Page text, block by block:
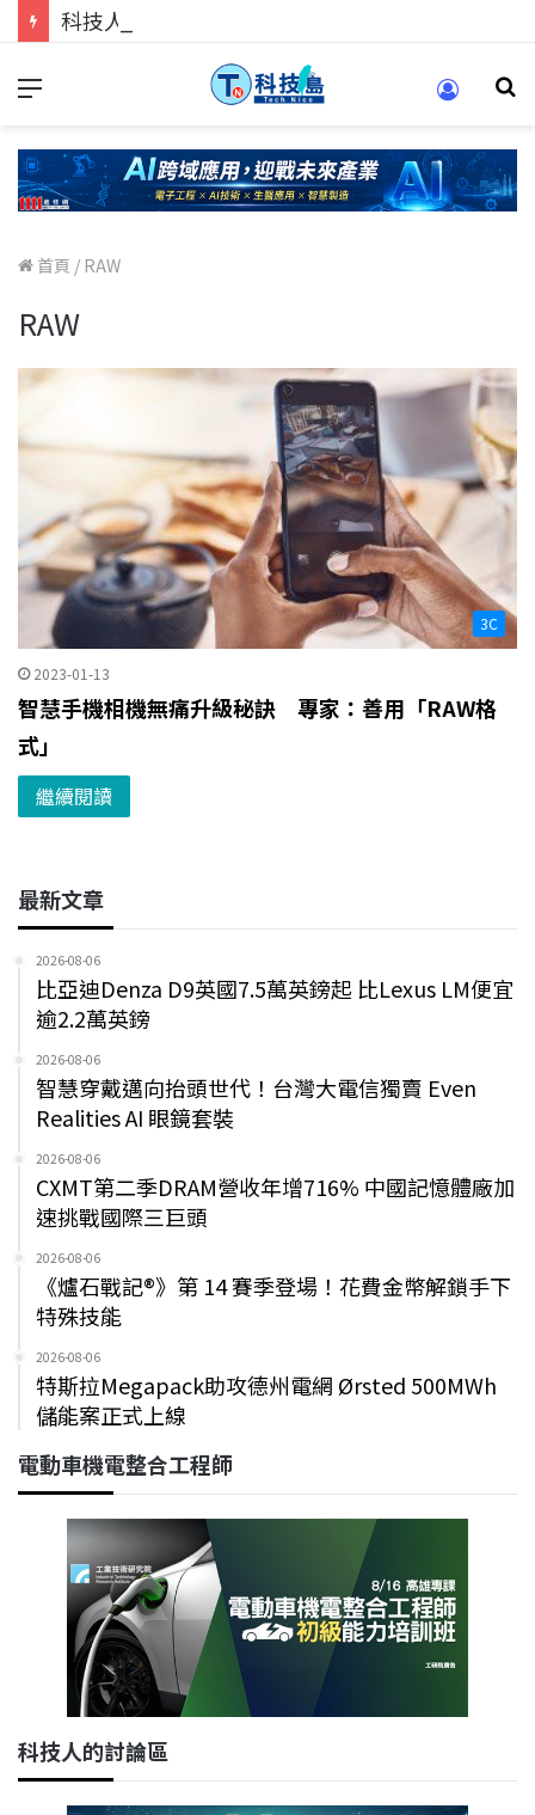
首頁 / RAW
RAW
3C
2023-01-13
智慧手機相機無痛升級秘訣 專家：善用「RAW格
式」
繼續閱讀
最新文章
2026-08-06
比亞迪Denza D9英國7.5萬英鎊起 比Lexus LM便宜
逾2.2萬英鎊
2026-08-06
智慧穿戴邁向抬頭世代！台灣大電信獨賣 Even
Realities AI 眼鏡套裝
2026-08-06
CXMT第二季DRAM營收年增716% 中國記憶體廠加
速挑戰國際三巨頭
2026-08-06
《爐石戰記®》第 14 賽季登場！花費金幣解鎖手下
特殊技能
2026-08-06
特斯拉Megapack助攻德州電網 Ørsted 500MWh
儲能案正式上線
電動車機電整合工程師
科技人的討論區